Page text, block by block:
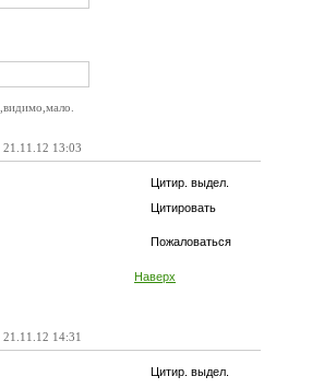
21.11.12 13:03
Цитир. выдел.
Цитировать
Пожаловаться
Наверх
21.11.12 14:31
Цитир. выдел.